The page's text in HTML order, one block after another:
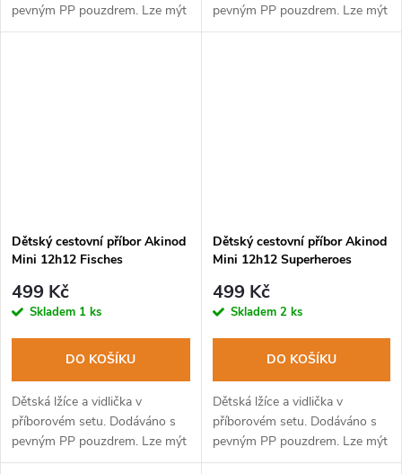
pevným PP pouzdrem. Lze mýt
v myčce na nádobí.
pevným PP pouzdrem. Lze mýt
v myčce na nádobí.
Dětský cestovní příbor Akinod
Mini 12h12 Fisches
499 Kč
Skladem 1 ks
DO KOŠÍKU
Dětská lžíce a vidlička v
příborovém setu. Dodáváno s
pevným PP pouzdrem. Lze mýt
v myčce na nádobí.
Dětský cestovní příbor Akinod
Mini 12h12 Superheroes
499 Kč
Skladem 2 ks
DO KOŠÍKU
Dětská lžíce a vidlička v
příborovém setu. Dodáváno s
pevným PP pouzdrem. Lze mýt
v myčce na nádobí.